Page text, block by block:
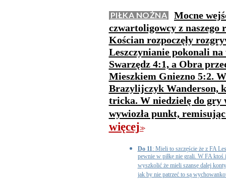
PIŁKA NOŻNA
Mocne
czwartoligowcy z naszego
Kościan rozpoczęły
Leszczynianie pokonali
Swarzędz 4:1, a Obra
Mieszkiem Gniezno 5:2.
Brazylijczyk Wanderson,
tricka. W niedzielę do gry
wywiozła punkt,
więcej>>
Do 11: Mieli to szczęście że z FA
pewnie w piłkę nie grali. W FA ktoś
wyszkolić że mieli szansę dalej
jak by nie patrzeć to są